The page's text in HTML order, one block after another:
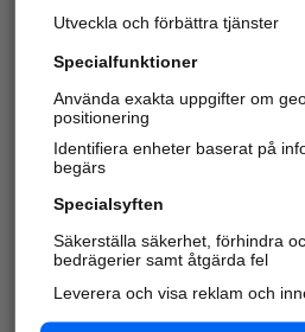
Varje vecka besöker du
härliga användare oss
information om företag,
platser.
Utveckla och förbättra tjänster
Specialfunktioner
Använda exakta uppgifter om
positionering
Identifiera enheter baserat på
begärs
Specialsyften
Säkerställa säkerhet, förhindra
bedrägerier samt åtgärda fel
Leverera och visa reklam och